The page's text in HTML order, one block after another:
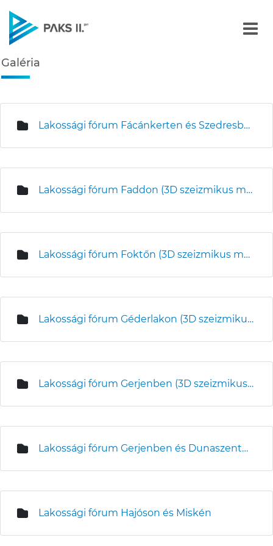
Navigáció
Galéria - Képgalériák
Galéria
Lakossági fórum Fácánkerten és Szedresben
Lakossági fórum Faddon (3D szeizmikus mérések)
Lakossági fórum Foktőn (3D szeizmikus mérések)
Lakossági fórum Géderlakon (3D szeizmikus mérések)
Lakossági fórum Gerjenben (3D szeizmikus mérések)
Lakossági fórum Gerjenben és Dunaszentgyörgyön
Lakossági fórum Hajóson és Miskén